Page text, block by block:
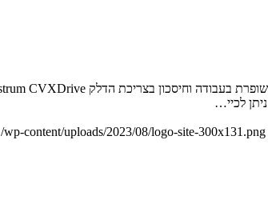
/wp-content/uploads/2023/08/logo-site-300x131.png